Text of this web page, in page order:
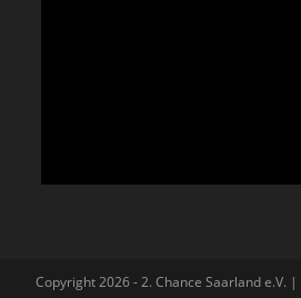
Copyright 2026 - 2. Chance Saarland e.V. |